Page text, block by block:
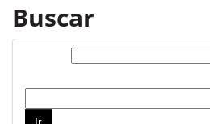
Buscar